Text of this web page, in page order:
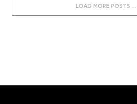
LOAD MORE POSTS